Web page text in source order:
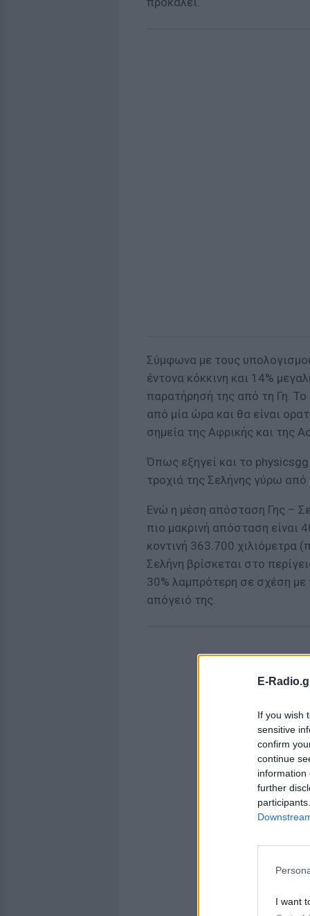
E-
If you wish
sensitive
confirm
continue
information
further
I want
Σύμφωνα με τους
έντονα κόκκινη και 14%
παρατήρησή της από τη Γη. To
από μία ώρα και θα είναι
σημεία της Αφρικής και της
Όπως εξηγεί και το
τροχιά της Σελήνης γύρω από
Ενώ η μέση απόσταση Γης –
πιο μακρινή απόσταση είναι
κοντινή 363.700 χιλιόμετρα
Σελήνη βρίσκεται στο
30% λαμπρότερη σε σχέση με
απόγειό της.